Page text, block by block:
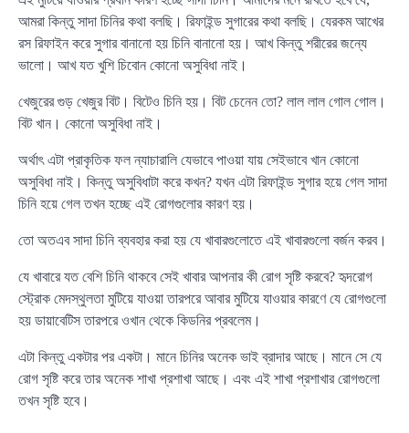
আমরা কিন্তু সাদা চিনির কথা বলছি। রিফাইন্ড সুগারের কথা বলছি। যেরকম আখের
রস রিফাইন করে সুগার বানানো হয় চিনি বানানো হয়। আখ কিন্তু শরীরের জন্যে
ভালো। আখ যত খুশি চিবোন কোনো অসুবিধা নাই।
খেজুরের গুড় খেজুর বিট। বিটেও চিনি হয়। বিট চেনেন তো? লাল লাল গোল গোল।
বিট খান। কোনো অসুবিধা নাই।
অর্থাৎ এটা প্রাকৃতিক ফল ন্যাচারালি যেভাবে পাওয়া যায় সেইভাবে খান কোনো
অসুবিধা নাই। কিন্তু অসুবিধাটা করে কখন? যখন এটা রিফাইন্ড সুগার হয়ে গেল সাদা
চিনি হয়ে গেল তখন হচ্ছে এই রোগগুলোর কারণ হয়।
তো অতএব সাদা চিনি ব্যবহার করা হয় যে খাবারগুলোতে এই খাবারগুলো বর্জন করব।
যে খাবারে যত বেশি চিনি থাকবে সেই খাবার আপনার কী রোগ সৃষ্টি করবে? হৃদরোগ
স্ট্রোক মেদস্থুলতা মুটিয়ে যাওয়া তারপরে আবার মুটিয়ে যাওয়ার কারণে যে রোগগুলো
হয় ডায়াবেটিস তারপরে ওখান থেকে কিডনির প্রবলেম।
এটা কিন্তু একটার পর একটা। মানে চিনির অনেক ভাই ব্রাদার আছে। মানে সে যে
রোগ সৃষ্টি করে তার অনেক শাখা প্রশাখা আছে। এবং এই শাখা প্রশাখার রোগগুলো
তখন সৃষ্টি হবে।